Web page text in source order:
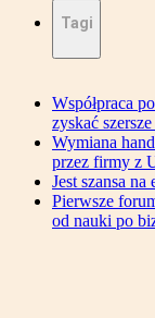
Tagi
Współpraca
zyskać
Wymiana
przez firmy z
Jest szansa
Pierwsze
od nauki po